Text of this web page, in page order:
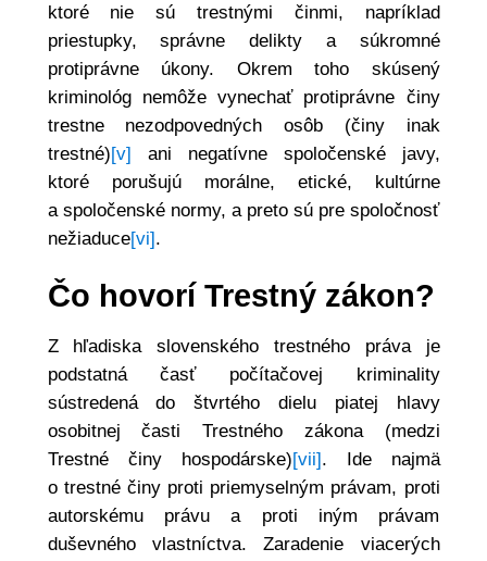
ktoré nie sú trestnými činmi, napríklad
priestupky, správne delikty a súkromné
protiprávne úkony. Okrem toho skúsený
kriminológ nemôže vynechať protiprávne činy
trestne nezodpovedných osôb (činy inak
trestné)[v] ani negatívne spoločenské javy,
ktoré porušujú morálne, etické, kultúrne
a spoločenské normy, a preto sú pre spoločnosť
nežiaduce[vi].
Čo hovorí Trestný zákon?
Z hľadiska slovenského trestného práva je
podstatná časť počítačovej kriminality
sústredená do štvrtého dielu piatej hlavy
osobitnej časti Trestného zákona (medzi
Trestné činy hospodárske)[vii]. Ide najmä
o trestné činy proti priemyselným právam, proti
autorskému právu a proti iným právam
duševného vlastníctva. Zaradenie viacerých